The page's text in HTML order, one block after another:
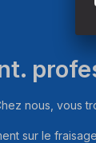
nous, vous
sur le